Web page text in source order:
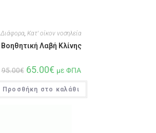
Διάφορα, Κατ' οίκον νοσηλεία
Βοηθητική Λαβή Κλίνης
95.00€ 65.00€ με ΦΠΑ
Προσθήκη στο καλάθι